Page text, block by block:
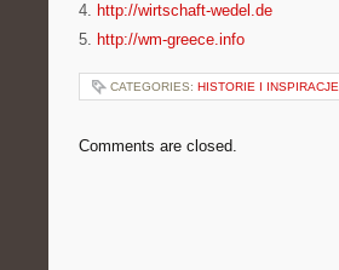
4. http://wirtschaft-wedel.de
5. http://wm-greece.info
CATEGORIES: HISTORIE I INSPIRACJE
Comments are closed.